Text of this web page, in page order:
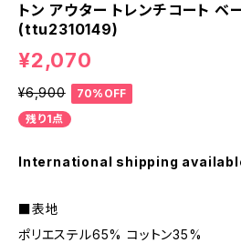
トン アウター トレンチコート ベ
(ttu2310149)
¥2,070
¥6,900
70%OFF
残り1点
International shipping
■表地
ポリエステル65% コットン35%